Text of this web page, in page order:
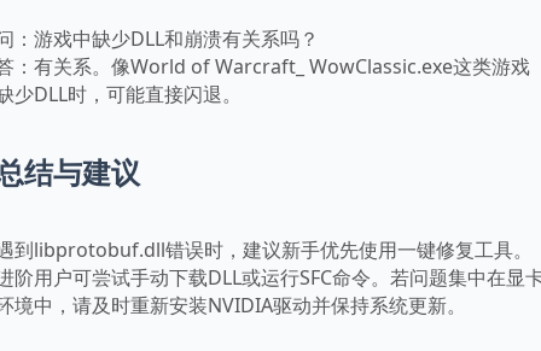
：游戏中缺少DLL和崩溃有关系吗？
：有关系。像World of Warcraft_ WowClassic.exe这类游戏
少DLL时，可能直接闪退。
结与建议
到libprotobuf.dll错误时，建议新手优先使用一键修复工具。
阶用户可尝试手动下载DLL或运行SFC命令。若问题集中在显
境中，请及时重新安装NVIDIA驱动并保持系统更新。